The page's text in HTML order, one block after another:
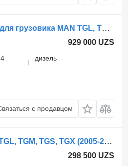
Шланг кондиционера MAN TGX 18.440 (01.07-) 51094115165 для грузовика MAN TGL, TGM, TGS, TGX (2005-2021)
929 000 UZS
дизель
с продавцом
Magna TGX 18.480 (01.07-) 81619506071 для грузовика MAN TGL, TGM, TGS, TGX (2005-2021)
298 500 UZS